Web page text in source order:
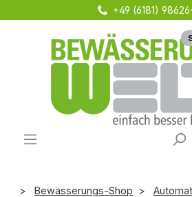
Zum Hauptinhalt springen
+49 (6181)
Bewässerungs-Shop